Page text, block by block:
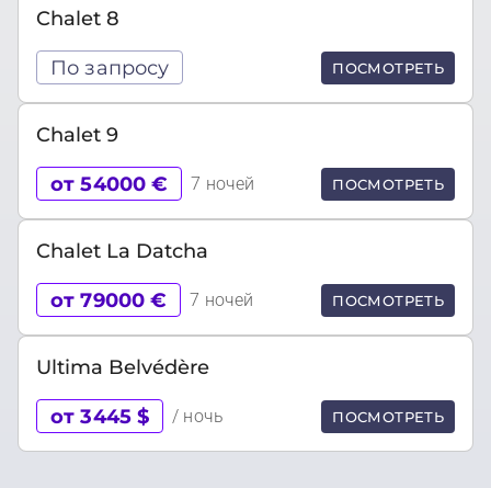
Chalet 8
По запросу ПОСМОТРЕТЬ
Chalet 9
от 54000 € 7 ночей ПОСМОТРЕТЬ
Chalet La Datcha
от 79000 € 7 ночей ПОСМОТРЕТЬ
Ultima Belvédère
от 3445 $ / ночь ПОСМОТРЕТЬ